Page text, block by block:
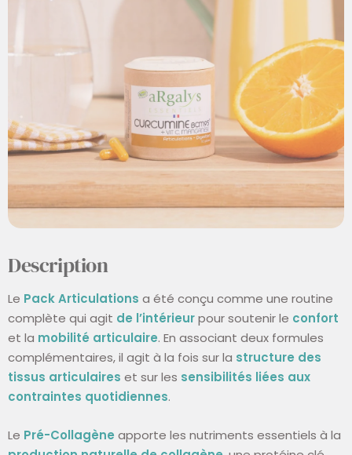
Description
Le Pack Articulations a été conçu comme une routine
complète qui agit de l’intérieurpour soutenir le confort
et la mobilité articulaire. En associant deux formules
complémentaires, il agit à la fois sur la structure des
tissus articulaires et sur les sensibilités liées aux
contraintes quotidiennes.
Le Pré-Collagène apporte les nutriments essentiels à la